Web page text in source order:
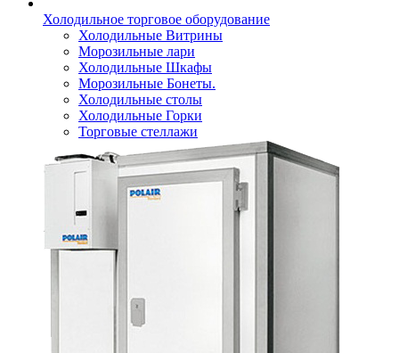
Холодильное торговое оборудование
Холодильные Витрины
Морозильные лари
Холодильные Шкафы
Морозильные Бонеты.
Холодильные столы
Холодильные Горки
Торговые стеллажи